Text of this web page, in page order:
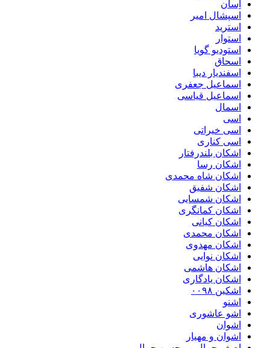
اِسان
اسپشال امیر
استرید
استوار
استودیو گویا
اسحاق
اسفندیار دیبا
اسماعیل جعفری
اسماعیل قیاسی
اسمال
اسی
اسی خیراتی
اسی کناری
اشکان بلندرفتار
اشکان رسا
اشکان شاه محمدی
اشکان شفیق
اشکان شمسایی
اشکان‌ کمانگری
اشکان کیانی
اشکان محمدی
اشکان مهدوی
اشکان نوایی
اشکان هاشمی
اشکان یادگاری
اشکین ۰۰۹۸
اشنو
اشو عاشوری
اشوان
اشوان و مهیار